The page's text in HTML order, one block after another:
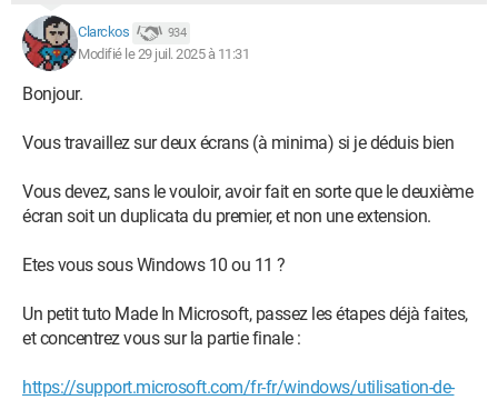
Clarckos 934
Modifié le 29 juil. 2025 à 11:31
Bonjour.
Vous travaillez sur deux écrans (à minima) si je déduis bien
Vous devez, sans le vouloir, avoir fait en sorte que le deuxième
écran soit un duplicata du premier, et non une extension.
Etes vous sous Windows 10 ou 11 ?
Un petit tuto Made In Microsoft, passez les étapes déjà faites,
et concentrez vous sur la partie finale :
https://support.microsoft.com/fr-fr/windows/utilisation-de-